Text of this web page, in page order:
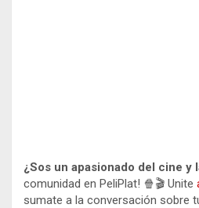
¿Sos un apasionado del cine y
comunidad en PeliPlat! 🍿🎬 Unite
sumate a la conversación sobre